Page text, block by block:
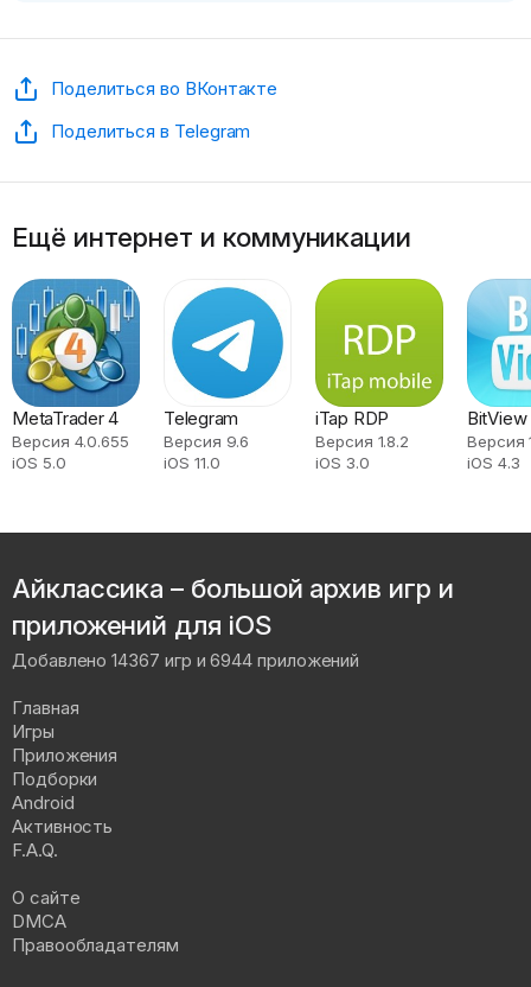
Поделиться во ВКонтакте
Поделиться в Telegram
Ещё интернет и коммуникации
MetaTrader 4
Версия 4.0.655
iOS 5.0
Telegram
Версия 9.6
iOS 11.0
iTap RDP
Версия 1.8.2
iOS 3.0
BitView
Версия
iOS 4.3
Айклассика – большой архив игр и
приложений для iOS
Добавлено 14367 игр и 6944 приложений
Главная
Игры
Приложения
Подборки
Android
Активность
F.A.Q.
О сайте
DMCA
Правообладателям